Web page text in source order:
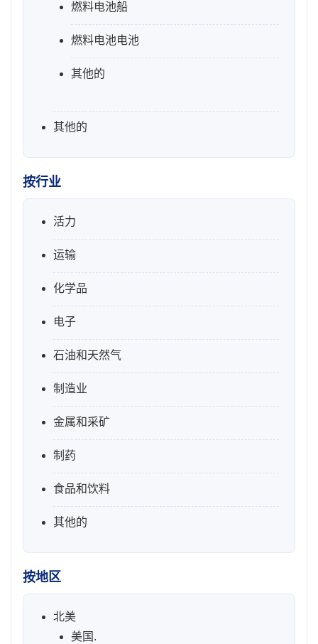
燃料电池船
燃料电池电池
其他的
其他的
按行业
活力
运输
化学品
电子
石油和天然气
制造业
金属和采矿
制药
食品和饮料
其他的
按地区
北美
美国.